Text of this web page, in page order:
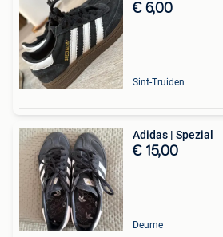
€ 6,00
Sint-Truiden
Adidas | Spezial
€ 15,00
Deurne